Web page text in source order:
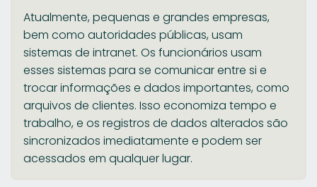
Atualmente, pequenas e grandes empresas,
bem como autoridades públicas, usam
sistemas de intranet. Os funcionários usam
esses sistemas para se comunicar entre si e
trocar informações e dados importantes, como
arquivos de clientes. Isso economiza tempo e
trabalho, e os registros de dados alterados são
sincronizados imediatamente e podem ser
acessados em qualquer lugar.